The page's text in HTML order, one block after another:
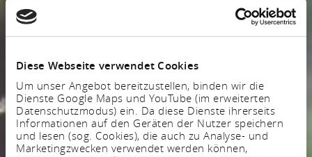
Diese Webseite verwendet Cookies
Um unser Angebot bereitzustellen, binden wir die
Dienste Google Maps und YouTube (im erweiterten
Datenschutzmodus) ein. Da diese Dienste ihrerseits
Informationen auf den Geräten der Nutzer speichern
und lesen (sog. Cookies), die auch zu Analyse- und
Marketingzwecken verwendet werden können,